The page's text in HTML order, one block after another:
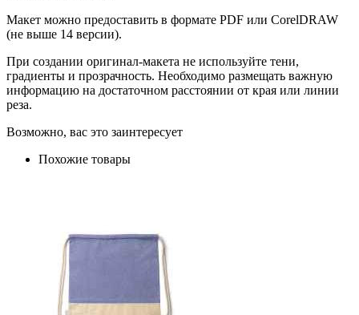
Макет можно предоставить в формате PDF или CorelDRAW
(не выше 14 версии).
При создании оригинал-макета не используйте тени,
градиенты и прозрачность. Необходимо размещать важную
информацию на достаточном расстоянии от края или линии
реза.
Возможно, вас это заинтересует
Похожие товары